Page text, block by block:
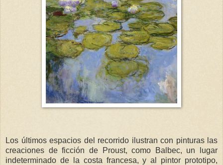
Los últimos espacios del recorrido ilustran con pinturas las
creaciones de ficción de Proust, como Balbec, un lugar
indeterminado de la costa francesa, y al pintor prototipo,